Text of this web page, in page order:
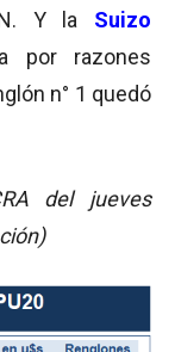
Y la Suizo
por razones
n° 1 quedó
del jueves